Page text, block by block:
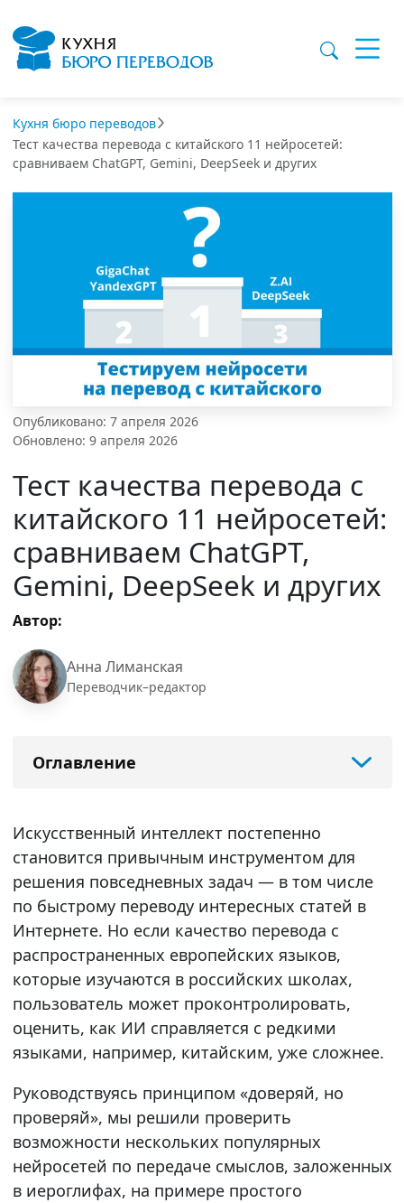
Кухня бюро переводов
Тест качества перевода с китайского 11 нейросетей:
сравниваем ChatGPT, Gemini, DeepSeek и других
Опубликовано: 7 апреля 2026
Обновлено: 9 апреля 2026
Тест качества перевода с
китайского 11 нейросетей:
сравниваем ChatGPT,
Gemini, DeepSeek и других
Автор:
Анна Лиманская
Переводчик–редактор
Оглавление
Искусственный интеллект постепенно
становится привычным инструментом для
решения повседневных задач — в том числе
по быстрому переводу интересных статей в
Интернете. Но если качество перевода с
распространенных европейских языков,
которые изучаются в российских школах,
пользователь может проконтролировать,
оценить, как ИИ справляется с редкими
языками, например, китайским, уже сложнее.
Руководствуясь принципом «доверяй, но
проверяй», мы решили проверить
возможности нескольких популярных
нейросетей по передаче смыслов, заложенных
в иероглифах, на примере простого